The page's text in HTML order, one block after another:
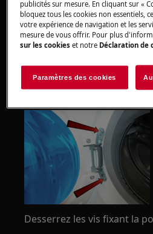
chaussures fermées.
Veuillez noter que l'auto-
non professionnelle peut avoir
la sécurité si elle n'est pas
Comment changer la
Desserrez les vis fixant la
publicités sur mesure. En cliquant sur «
bloquez tous les cookies non essentiels,
votre expérience de navigation et les
mesure de vous offrir. Pour plus
sur les cookies et notre Déclaration de
Paramètres des cookies